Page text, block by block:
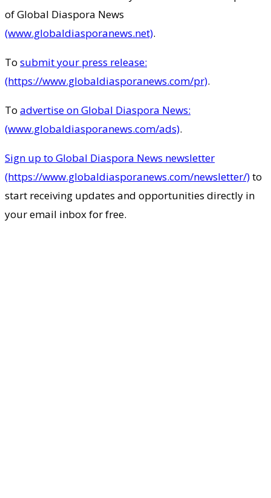
of Global Diaspora News
(www.globaldiasporanews.net).
To submit your press release:
(https://www.globaldiasporanews.com/pr).
To advertise on Global Diaspora News:
(www.globaldiasporanews.com/ads).
Sign up to Global Diaspora News newsletter
(https://www.globaldiasporanews.com/newsletter/)to
start receiving updates and opportunities directly in
your email inbox for free.